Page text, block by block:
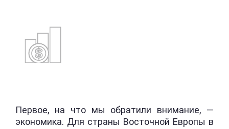
Первое, на что мы обратили внимание, —
экономика. Для страны Восточной Европы в